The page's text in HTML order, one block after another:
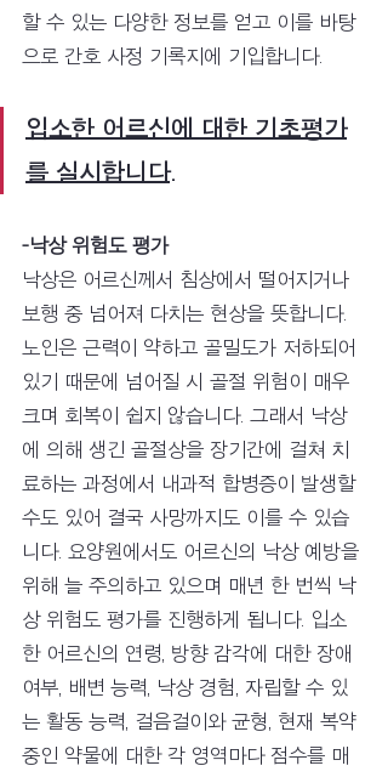
할 수 있는 다양한 정보를 얻고 이를 바탕
으로 간호 사정 기록지에 기입합니다.
입소한 어르신에 대한 기초평가
를 실시합니다.
-낙상 위험도 평가
낙상은 어르신께서 침상에서 떨어지거나
보행 중 넘어져 다치는 현상을 뜻합니다.
노인은 근력이 약하고 골밀도가 저하되어
있기 때문에 넘어질 시 골절 위험이 매우
크며 회복이 쉽지 않습니다. 그래서 낙상
에 의해 생긴 골절상을 장기간에 걸쳐 치
료하는 과정에서 내과적 합병증이 발생할
수도 있어 결국 사망까지도 이를 수 있습
니다. 요양원에서도 어르신의 낙상 예방을
위해 늘 주의하고 있으며 매년 한 번씩 낙
상 위험도 평가를 진행하게 됩니다. 입소
한 어르신의 연령, 방향 감각에 대한 장애
여부, 배변 능력, 낙상 경험, 자립할 수 있
는 활동 능력, 걸음걸이와 균형, 현재 복약
중인 약물에 대한 각 영역마다 점수를 매